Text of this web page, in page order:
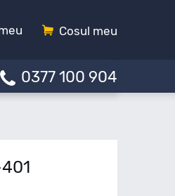
Cosul meu
0377 100 904